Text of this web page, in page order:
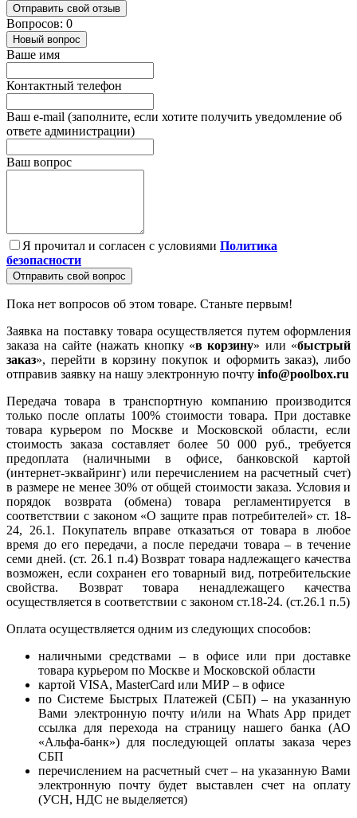
Отправить свой отзыв
Вопросов: 0
Новый вопрос
Ваше имя
Контактный телефон
Ваш e-mail (заполните, если хотите получить уведомление об
ответе администрации)
Ваш вопрос
Я прочитал и согласен с условиями Политика
безопасности
Отправить свой вопрос
Пока нет вопросов об этом товаре. Станьте первым!
Заявка на поставку товара осуществляется путем оформления
заказа на сайте (нажать кнопку «в корзину» или «быстрый
заказ», перейти в корзину покупок и оформить заказ), либо
отправив заявку на нашу электронную почту info@poolbox.ru
Передача товара в транспортную компанию производится
только после оплаты 100% стоимости товара. При доставке
товара курьером по Москве и Московской области, если
стоимость заказа составляет более 50 000 руб., требуется
предоплата (наличными в офисе, банковской картой
(интернет-эквайринг) или перечислением на расчетный счет)
в размере не менее 30% от общей стоимости заказа. Условия и
порядок возврата (обмена) товара регламентируется в
соответствии с законом «О защите прав потребителей» ст. 18-
24, 26.1. Покупатель вправе отказаться от товара в любое
время до его передачи, а после передачи товара – в течение
семи дней. (ст. 26.1 п.4) Возврат товара надлежащего качества
возможен, если сохранен его товарный вид, потребительские
свойства. Возврат товара ненадлежащего качества
осуществляется в соответствии с законом ст.18-24. (ст.26.1 п.5)
Оплата осуществляется одним из следующих способов:
наличными средствами – в офисе или при доставке
товара курьером по Москве и Московской области
картой VISA, MasterCard или МИР – в офисе
по Системе Быстрых Платежей (СБП) – на указанную
Вами электронную почту и/или на Whats App придет
ссылка для перехода на страницу нашего банка (АО
«Альфа-банк») для последующей оплаты заказа через
СБП
перечислением на расчетный счет – на указанную Вами
электронную почту будет выставлен счет на оплату
(УСН, НДС не выделяется)